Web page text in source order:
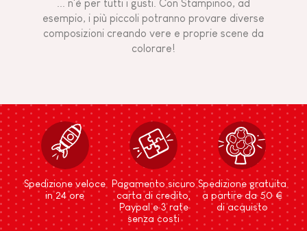
... n'è per tutti i gusti. Con Stampinoo, ad
esempio, i più piccoli potranno provare diverse
composizioni creando vere e proprie scene da
colorare!
Spedizione veloce
in 24 ore
Pagamento sicuro
carta di credito,
Paypal e 3 rate
senza costi
Spedizione gratuita
a partire da 50 €
di acquisto